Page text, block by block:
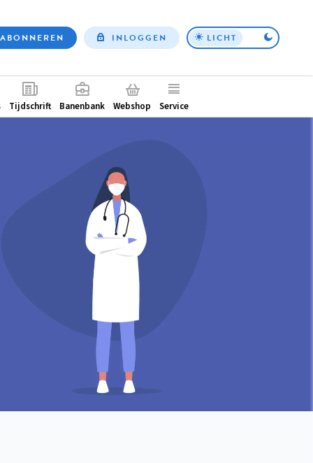
Top
ABONNEREN INLOGGEN LICHT
Tijdschrift Banenbank Webshop Service